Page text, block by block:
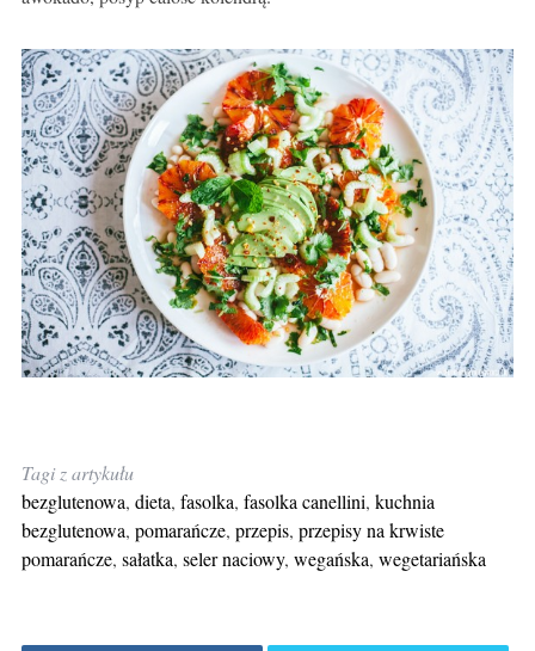
Tagi z artykułu
bezglutenowa, dieta, fasolka, fasolka canellini, kuchnia
bezglutenowa, pomarańcze, przepis, przepisy na krwiste
pomarańcze, sałatka, seler naciowy, wegańska, wegetariańska